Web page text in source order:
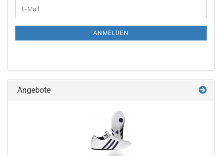
ZUR
E-
Mail
ANMELDEN
Angebote